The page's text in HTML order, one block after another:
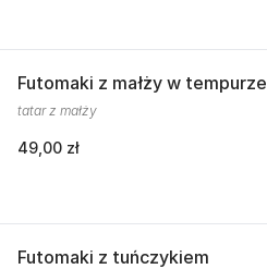
Futomaki z małży w tempurze
tatar z małży
49,00 zł
Futomaki z tuńczykiem